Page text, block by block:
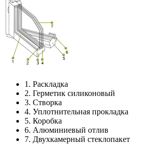
1. Раскладка
2. Герметик силиконовый
3. Створка
4. Уплотнительная прокладка
5. Коробка
6. Алюминиевый отлив
7. Двухкамерный стеклопакет